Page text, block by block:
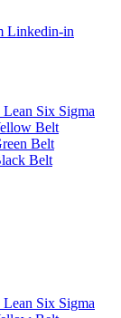
Linkedin-in
Six Sigma
Belt
Belt
Belt
Six Sigma